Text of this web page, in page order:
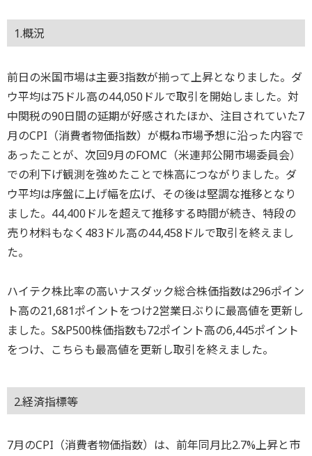
1.概況
前日の米国市場は主要3指数が揃って上昇となりました。ダ
ウ平均は75ドル高の44,050ドルで取引を開始しました。対
中関税の90日間の延期が好感されたほか、注目されていた7
月のCPI（消費者物価指数）が概ね市場予想に沿った内容で
あったことが、次回9月のFOMC（米連邦公開市場委員会）
での利下げ観測を強めたことで株高につながりました。ダ
ウ平均は序盤に上げ幅を広げ、その後は堅調な推移となり
ました。44,400ドルを超えて推移する時間が続き、特段の
売り材料もなく483ドル高の44,458ドルで取引を終えまし
た。
ハイテク株比率の高いナスダック総合株価指数は296ポイン
ト高の21,681ポイントをつけ2営業日ぶりに最高値を更新し
ました。S&P500株価指数も72ポイント高の6,445ポイント
をつけ、こちらも最高値を更新し取引を終えました。
2.経済指標等
7月のCPI（消費者物価指数）は、前年同月比2.7%上昇と市